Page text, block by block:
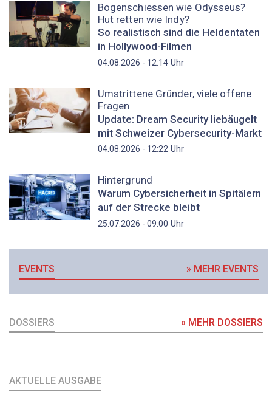
Bogenschiessen wie Odysseus?
Hut retten wie Indy?
So realistisch sind die Heldentaten
in Hollywood-Filmen
04.08.2026 - 12:14Uhr
Umstrittene Gründer, viele offene
Fragen
Update: Dream Security liebäugelt
mit Schweizer Cybersecurity-Markt
04.08.2026 - 12:22Uhr
Hintergrund
Warum Cybersicherheit in Spitälern
auf der Strecke bleibt
25.07.2026 - 09:00 Uhr
EVENTS » MEHR EVENTS
DOSSIERS » MEHR DOSSIERS
AKTUELLE AUSGABE